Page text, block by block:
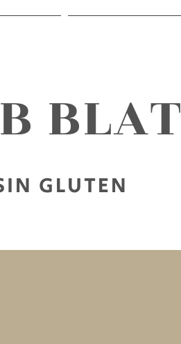
BLAT
GLUTEN